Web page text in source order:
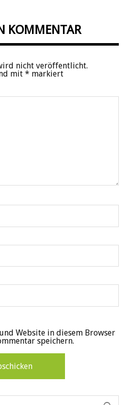
KOMMENTAR
nicht veröffentlicht.
mit * markiert
Website in diesem Browser
speichern.